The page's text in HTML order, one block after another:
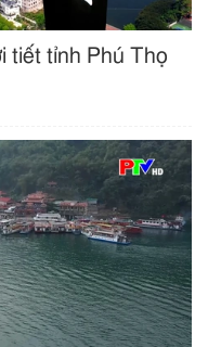
tiết tỉnh Phú Thọ